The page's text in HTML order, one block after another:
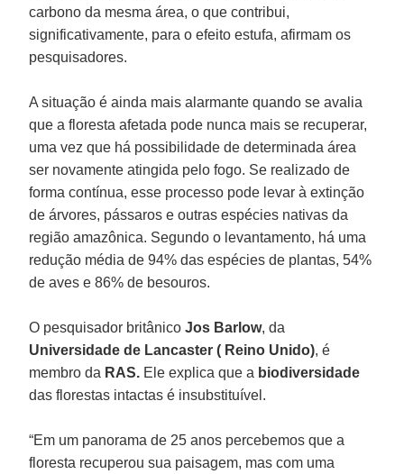
carbono da mesma área, o que contribui,
significativamente, para o efeito estufa, afirmam os
pesquisadores.
A situação é ainda mais alarmante quando se avalia
que a floresta afetada pode nunca mais se recuperar,
uma vez que há possibilidade de determinada área
ser novamente atingida pelo fogo. Se realizado de
forma contínua, esse processo pode levar à extinção
de árvores, pássaros e outras espécies nativas da
região amazônica. Segundo o levantamento, há uma
redução média de 94% das espécies de plantas, 54%
de aves e 86% de besouros.
O pesquisador britânicoJos Barlow, da
Universidade de Lancaster ( Reino Unido), é
membro da RAS. Ele explica que a biodiversidade
das florestas intactas é insubstituível.
“Em um panorama de 25 anos percebemos que a
floresta recuperou sua paisagem, mas com uma